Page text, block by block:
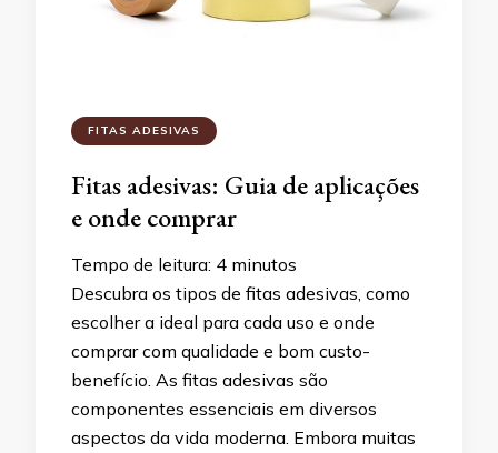
FITAS ADESIVAS
Fitas adesivas: Guia de aplicações
e onde comprar
Tempo de leitura: 4 minutos
Descubra os tipos de fitas adesivas, como
escolher a ideal para cada uso e onde
comprar com qualidade e bom custo-
benefício. As fitas adesivas são
componentes essenciais em diversos
aspectos da vida moderna. Embora muitas